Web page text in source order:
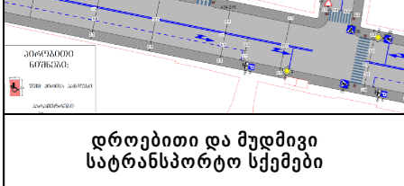
დროებითი და მუდმივი
სატრანსპორტო სქემები